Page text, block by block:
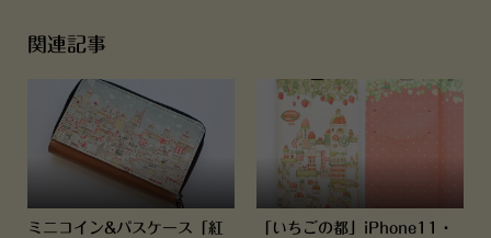
関連記事
ミニコイン&パスケース「紅
「いちごの都」iPhone11・